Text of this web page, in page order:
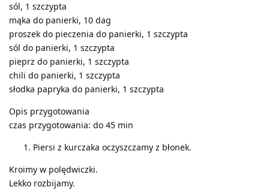
sól, 1 szczypta
mąka do panierki, 10 dag
proszek do pieczenia do panierki, 1 szczypta
sól do panierki, 1 szczypta
pieprz do panierki, 1 szczypta
chili do panierki, 1 szczypta
słodka papryka do panierki, 1 szczypta
Opis przygotowania
czas przygotowania: do 45 min
Piersi z kurczaka oczyszczamy z błonek.
Kroimy w polędwiczki.
Lekko rozbijamy.